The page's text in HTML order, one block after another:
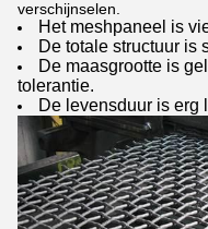
verschijnselen.
Het meshpaneel is
De totale structuur is
De maasgrootte is
tolerantie.
De levensduur is erg